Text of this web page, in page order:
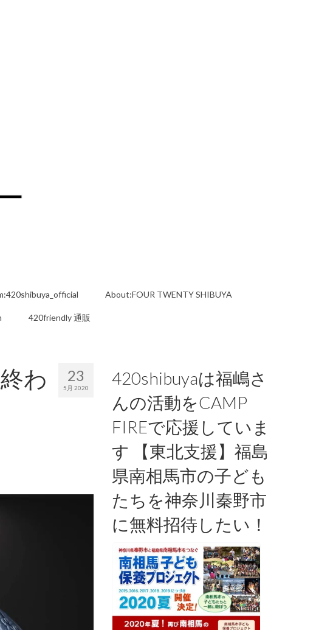
About:FOUR TWENTY SHIBUYA
420friendly 通販
23
5月 2020
わ
420shibuyaは福嶋さ
んの活動をCAMP
FIREで応援していま
す 【東北支援】福島
県南相馬市の子ども
たちを神奈川秦野市
に無料招待したい！